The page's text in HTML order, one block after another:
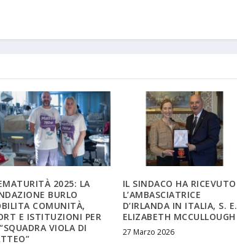
2025: LA
BURLO
COMUNITÀ,
E ISTITUZIONI PER
VIOLA DI
IL SINDACO HA RICEVUTO
L’AMBASCIATRICE
D’IRLANDA IN ITALIA, S. E.
ELIZABETH MCCULLOUGH
27 Marzo 2026